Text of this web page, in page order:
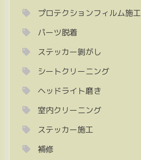
プロテクションフィルム施工
パーツ脱着
ステッカー剝がし
シートクリーニング
ヘッドライト磨き
室内クリーニング
ステッカー施工
補修